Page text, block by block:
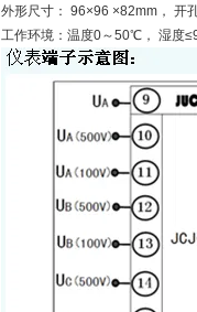
外形尺寸： 96×96 ×82mm，
工作环境：温度0～50℃， 湿度